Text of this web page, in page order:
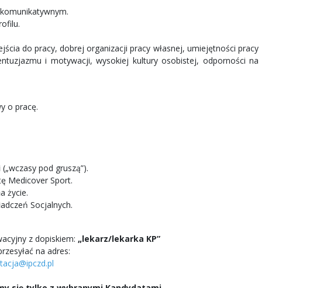
do pracy, dobrej organizacji pracy własnej, umiejętności pracy
i motywacji, wysokiej kultury osobistej, odporności na
o pracę.
pod gruszą”).
Medicover Sport.
życie.
Socjalnych.
z dopiskiem: „lekarz/lekarka KP”
na adres: